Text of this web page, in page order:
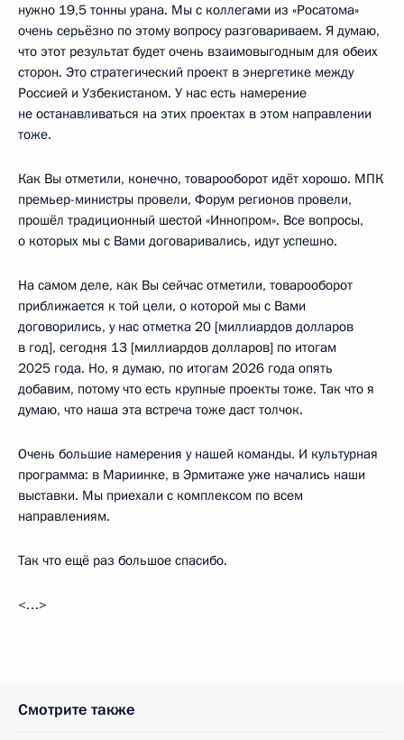
нужно 19,5 тонны урана. Мы с коллегами из «Росатома»
очень серьёзно по этому вопросу разговариваем. Я думаю,
что этот результат будет очень взаимовыгодным для обеих
сторон. Это стратегический проект в энергетике между
Россией и Узбекистаном. У нас есть намерение
не останавливаться на этих проектах в этом направлении
тоже.
Как Вы отметили, конечно, товарооборот идёт хорошо. МПК
премьер-министры провели, Форум регионов провели,
прошёл традиционный шестой «Иннопром». Все вопросы,
о которых мы с Вами договаривались, идут успешно.
На самом деле, как Вы сейчас отметили, товарооборот
приближается к той цели, о которой мы с Вами
договорились, у нас отметка 20 [миллиардов долларов
в год], сегодня 13 [миллиардов долларов] по итогам
2025 года. Но, я думаю, по итогам 2026 года опять
добавим, потому что есть крупные проекты тоже. Так что я
думаю, что наша эта встреча тоже даст толчок.
Очень большие намерения у нашей команды. И культурная
программа: в Мариинке, в Эрмитаже уже начались наши
выставки. Мы приехали с комплексом по всем
направлениям.
Так что ещё раз большое спасибо.
<…>
Смотрите также